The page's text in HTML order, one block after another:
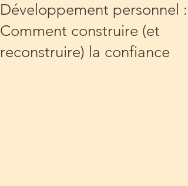
Développement personnel :
Comment construire (et
reconstruire) la confiance